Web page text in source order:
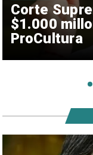
Corte
$1.000
ProCultura